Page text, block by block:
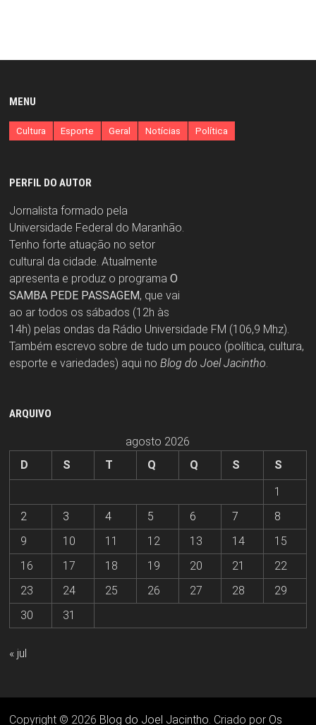
MENU
Cultura Esporte Geral Notícias Política
PERFIL DO AUTOR
Jornalista formado pela
Universidade Federal do Maranhão.
Tenho forte atuação no setor
cultural da cidade. Atualmente
apresenta e produz o programa O
SAMBA PEDE PASSAGEM, que vai
ao ar todos os sábados (12h às
14h) pelas ondas da Rádio Universidade FM (106,9 Mhz).
Também escrevo sobre de tudo um pouco (política, cultura,
esporte e variedades) aqui no Blog do Joel Jacintho
ARQUIVO
agosto 2026
D
S T Q Q S
S
1
2
3 4 5 6 7
8
9
10 11 12 13 14
15
16
17 18 19 20 21
22
23
24 25 26 27 28
29
30
31
« jul
Copyright © 2026 Blog do Joel Jacintho . Criado por Os